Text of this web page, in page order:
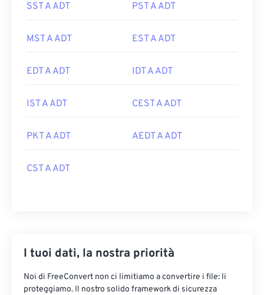
SST A ADT PST A ADT
MST A ADT EST A ADT
EDT A ADT IDT A ADT
IST A ADT CEST A ADT
PKT A ADT AEDT A ADT
CST A ADT
I tuoi dati, la nostra priorità
Noi di FreeConvert non ci limitiamo a convertire i file: li
proteggiamo. Il nostro solido framework di sicurezza